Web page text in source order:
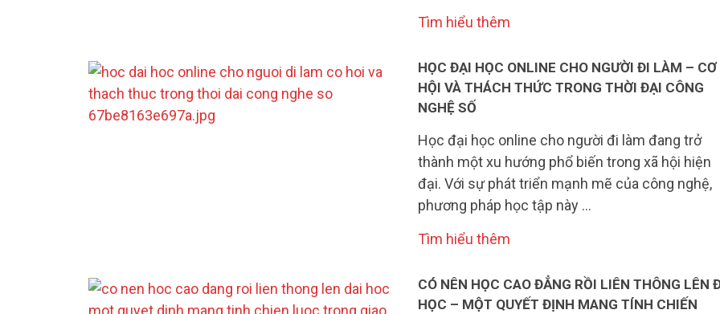
Tìm hiểu thêm
HỌC ĐẠI HỌC ONLINE CHO NGƯỜI ĐI LÀM – CƠ
HỘI VÀ THÁCH THỨC TRONG THỜI ĐẠI CÔNG
NGHỆ SỐ
Học đại học online cho người đi làm đang trở
thành một xu hướng phổ biến trong xã hội hiện
đại. Với sự phát triển mạnh mẽ của công nghệ,
phương pháp học tập này …
Tìm hiểu thêm
CÓ NÊN HỌC CAO ĐẲNG RỒI LIÊN THÔNG LÊN
HỌC – MỘT QUYẾT ĐỊNH MANG TÍNH CHIẾN